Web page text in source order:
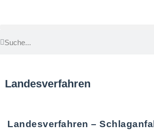
Landesverfahren
Landesverfahren – Schlaganfall